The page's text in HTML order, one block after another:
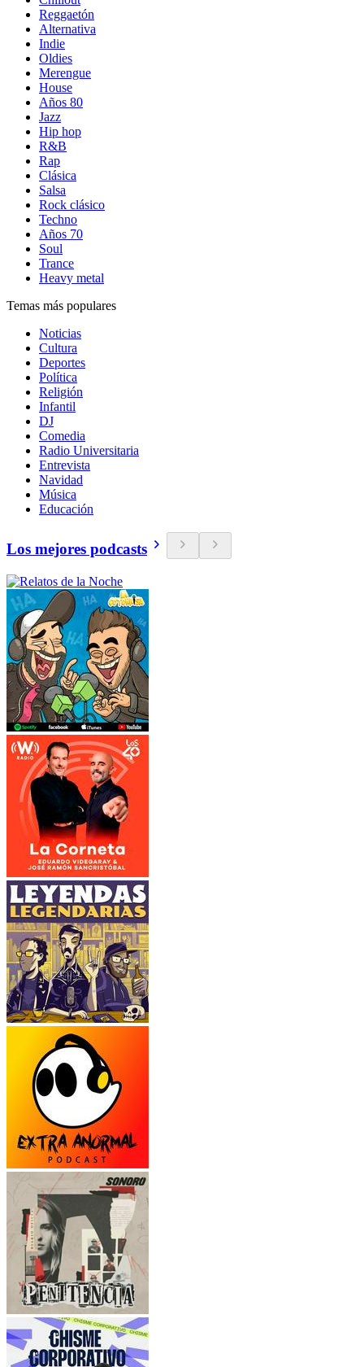
Reggaetón
Alternativa
Indie
Oldies
Merengue
House
Años 80
Jazz
Hip hop
R&B
Rap
Clásica
Salsa
Rock clásico
Techno
Años 70
Soul
Trance
Heavy metal
Temas más populares
Noticias
Cultura
Deportes
Política
Religión
Infantil
DJ
Comedia
Radio Universitaria
Entrevista
Navidad
Música
Educación
Los mejores podcasts